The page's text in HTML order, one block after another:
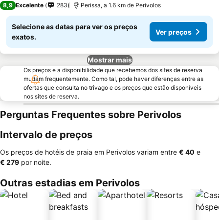
8,9 Excelente 283 Perissa, a 1.6 km de Perivolos
Selecione as datas para ver os preços
exatos.
Ver preços
Mostrar mais
Os preços e a disponibilidade que recebemos dos sites de reserva
mudam frequentemente. Como tal, pode haver diferenças entre as
ofertas que consulta no trivago e os preços que estão disponíveis
nos sites de reserva.
Perguntas Frequentes sobre Perivolos
Intervalo de preços
Os preços de hotéis de praia em Perivolos variam entre ‎€ 40 e
‎€ 279 por noite.
Outras estadias em Perivolos